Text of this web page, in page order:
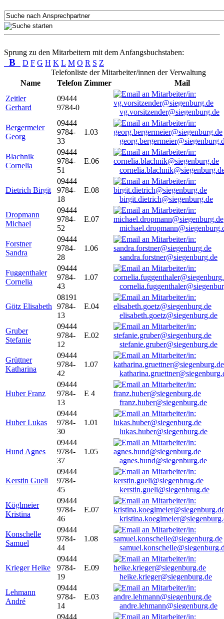
Sprung zu den Mitarbeitern mit dem Anfangsbuchstaben:
B D F G H K L M O R S Z
Telefonliste der Mitarbeiter/innen der Verwaltung
Name
Telefon Zimmer
Mail
Zeitler
Gerhard
09444
9784-0
vg.vorsitzender@siegenburg.de
Bergermeier
Georg
09444
9784-
33
1.03
Blachnik
Cornelia
09444
9784-
51
E.06
Dietrich Birgit
09444
9784-
18
E.08
birgit.dietrich@siegenburg.de
Dropmann
Michael
09444
9784-
52
E.07
Forstner
Sandra
09444
9784-
28
1.06
sandra.forstner@siegenburg.de
Fuggenthaler
Cornelia
09444
9784-
43
1.07
Götz Elisabeth
08191
9784-
13
E.04
elisabeth.goetz@siegenburg.de
Gruber
Stefanie
09444
9784-
12
E.02
stefanie.gruber@siegenburg.de
Grüttner
Katharina
09444
9784-
42
1.07
Huber Franz
09444
9784-
13
E 4
franz.huber@siegenburg.de
Huber Lukas
09444
9784-
30
1.01
lukas.huber@siegenburg.de
Hund Agnes
09444
9784-
37
1.05
agnes.hund@siegenburg.de
Kerstin Gueli
09444
9784-
45
kerstin.gueli@siegenbrug.de
Köglmeier
Kristina
09444
9784-
46
E.07
Konschelle
Samuel
09444
9784-
44
1.08
Krieger Heike
09444
9784-
19
E.09
heike.krieger@siegenburg.de
Lehmann
André
09444
9784-
14
E.03
andre.lehmann@siegenburg.de
09444